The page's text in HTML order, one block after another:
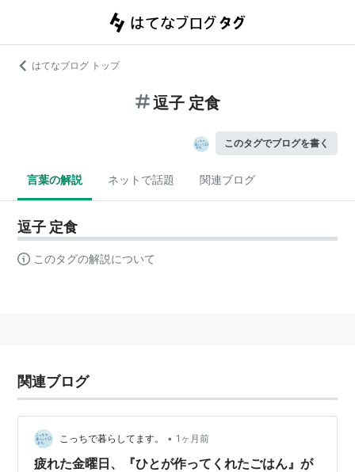
はてなブログ トップ
逗子 定食
このタグでブログを書く
言葉の解説 ネットで話題 関連ブログ
逗子 定食
このタグの解説について
関連ブログ
こっちで暮らしてます。 • 1ヶ月前
疲れた金曜日、『ひとが作ってくれたごはん』が